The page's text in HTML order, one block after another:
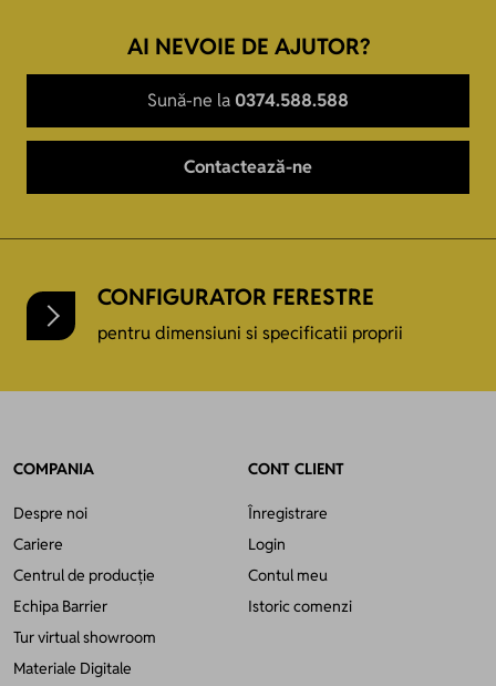
AI NEVOIE DE AJUTOR?
Sună-ne la 0374.588.588
Contactează-ne
CONFIGURATOR FERESTRE
pentru dimensiuni si specificatii proprii
COMPANIA
Despre noi
Cariere
Centrul de producție
Echipa Barrier
Tur virtual showroom
Materiale Digitale
CONT CLIENT
Înregistrare
Login
Contul meu
Istoric comenzi